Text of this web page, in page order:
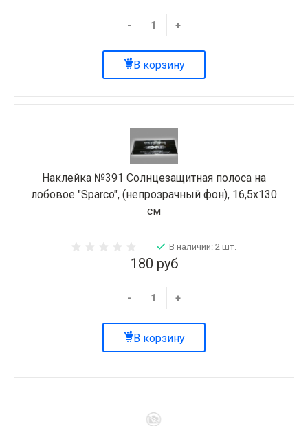
- +
В корзину
Наклейка №391 Солнцезащитная полоса на
лобовое "Sparco", (непрозрачный фон), 16,5х130
см
В наличии: 2 шт.
180 руб
- +
В корзину